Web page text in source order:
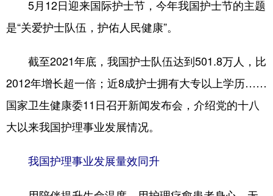
5月12日迎来国际护士节，今年我国护士节的主题
是“关爱护士队伍，护佑人民健康”。
截至2021年底，我国护士队伍达到501.8万人，比
2012年增长超一倍；近8成护士拥有大专以上学历……
国家卫生健康委11日召开新闻发布会，介绍党的十八
大以来我国护理事业发展情况。
我国护理事业发展量效同升